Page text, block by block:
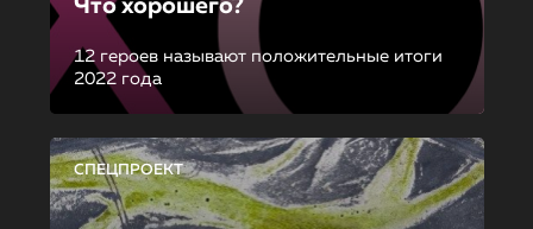
Что хорошего?
12 героев называют положительные итоги
2022 года
СПЕЦПРОЕКТ